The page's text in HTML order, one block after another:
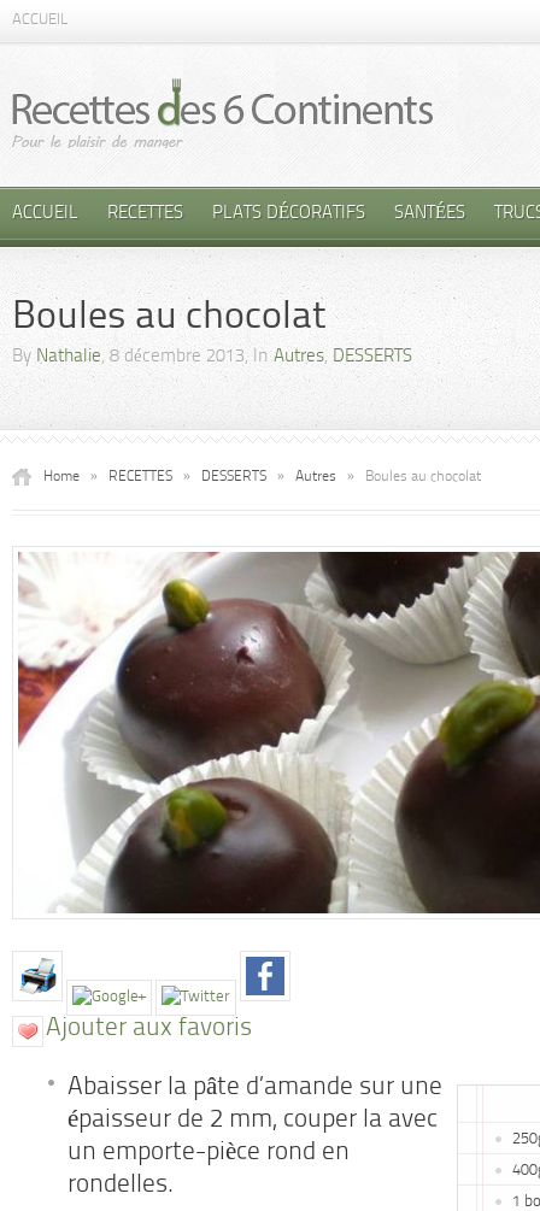
ACCUEIL
ACCUEIL RECETTES PLATS DÉCORATIFS SANTÉES
Boules au chocolat
By Nathalie, 8 décembre 2013, InAutres, DESSERTS
Home » RECETTES » DESSERTS » Autres » Boules au chocolat
Ajouter aux favoris
1
Abaisser la pâte d’amande sur une
épaisseur de 2 mm, couper la avec
un emporte-pièce rond en
rondelles.